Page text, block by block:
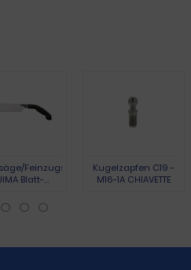
Feinzugsäge
Blatt-
L.440mm
TAJIMA
Kugelzapfen C19 -
M16-1A CHIAVETTE